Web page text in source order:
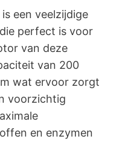
een veelzijdige
perfect is voor
van deze
van 200
wat ervoor zorgt
voorzichtig
en enzymen